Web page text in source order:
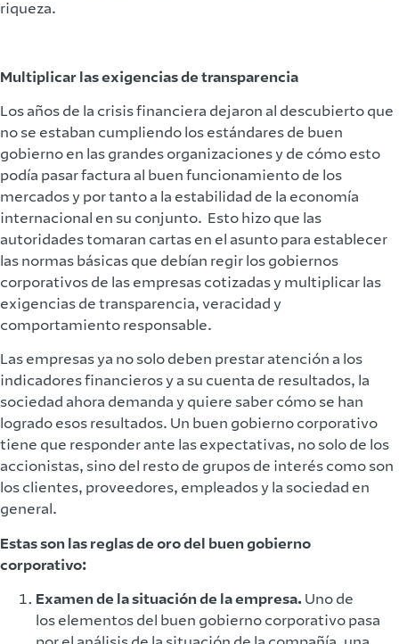
riqueza.
Multiplicar las exigencias de transparencia
Los años de la crisis financiera dejaron al descubierto que
no se estaban cumpliendo los estándares de buen
gobierno en las grandes organizaciones y de cómo esto
podía pasar factura al buen funcionamiento de los
mercados y por tanto a la estabilidad de la economía
internacional en su conjunto. Esto hizo que las
autoridades tomaran cartas en el asunto para establecer
las normas básicas que debían regir los gobiernos
corporativos de las empresas cotizadas y multiplicar las
exigencias de transparencia, veracidad y
comportamiento responsable.
Las empresas ya no solo deben prestar atención a los
indicadores financieros y a su cuenta de resultados, la
sociedad ahora demanda y quiere saber cómo se han
logrado esos resultados. Un buen gobierno corporativo
tiene que responder ante las expectativas, no solo de los
accionistas, sino del resto de grupos de interés como son
los clientes, proveedores, empleados y la sociedad en
general.
Estas son las reglas de oro del buen gobierno
corporativo:
Examen de la situación de la empresa. Uno de
los elementos del buen gobierno corporativo pasa